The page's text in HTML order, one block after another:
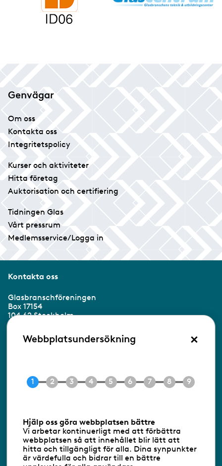
Genvägar
Om oss
Kontakta oss
Integritetspolicy
Kurser och aktiviteter
Hitta företag
Auktorisation och certifiering
Tidningen Glas
Vårt pressrum
Medlemsservice/Logga in
Kontakta oss
Glasbranschföreningen
Box 17154
104 62 Stockholm
Besöksadress:
Ringvägen 100
E-post info@gbf.se
Följ oss via RSS
Webbplatsundersökning ×
Hjälp oss göra webbplatsen bättre
Vi arbetar kontinuerligt med att förbättra
webbplatsen så att innehållet blir lätt att
hitta och tillgängligt för alla. Dina synpunkter
är värdefulla och bidrar till en bättre